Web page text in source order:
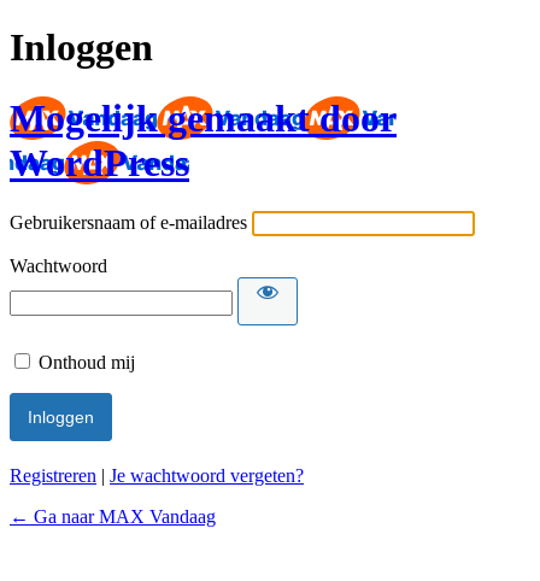
Inloggen
Mogelijk gemaakt door
WordPress
Gebruikersnaam of e-mailadres
Wachtwoord
Onthoud mij
Registreren | Je wachtwoord vergeten?
← Ga naar MAX Vandaag